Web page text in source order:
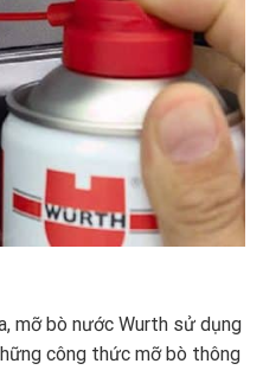
mỡ bò nước Wurth sử dụng
công thức mỡ bò thông